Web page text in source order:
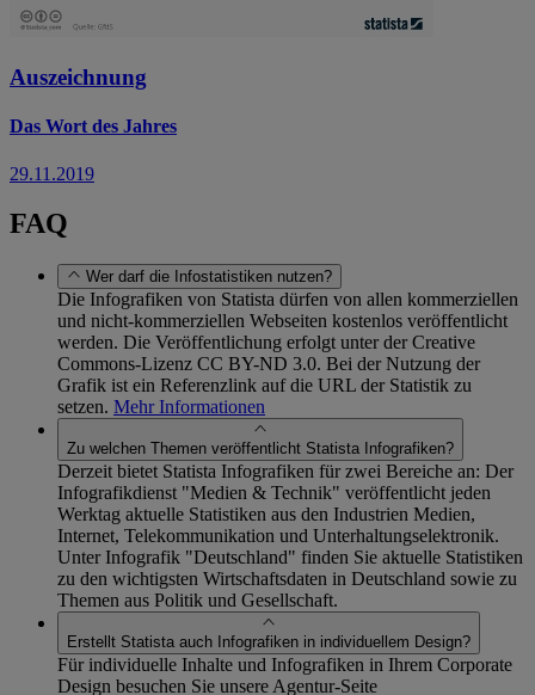
Auszeichnung
Das Wort des Jahres
29.11.2019
FAQ
Wer darf die Infostatistiken nutzen?
Die Infografiken von Statista dürfen von allen kommerziellen
und nicht-kommerziellen Webseiten kostenlos veröffentlicht
werden. Die Veröffentlichung erfolgt unter der Creative
Commons-Lizenz CC BY-ND 3.0. Bei der Nutzung der
Grafik ist ein Referenzlink auf die URL der Statistik zu
setzen. Mehr Informationen
Zu welchen Themen veröffentlicht Statista Infografiken?
Derzeit bietet Statista Infografiken für zwei Bereiche an: Der
Infografikdienst "Medien & Technik" veröffentlicht jeden
Werktag aktuelle Statistiken aus den Industrien Medien,
Internet, Telekommunikation und Unterhaltungselektronik.
Unter Infografik "Deutschland" finden Sie aktuelle Statistiken
zu den wichtigsten Wirtschaftsdaten in Deutschland sowie zu
Themen aus Politik und Gesellschaft.
Erstellt Statista auch Infografiken in individuellem Design?
Für individuelle Inhalte und Infografiken in Ihrem Corporate
Design besuchen Sie unsere Agentur-Seite